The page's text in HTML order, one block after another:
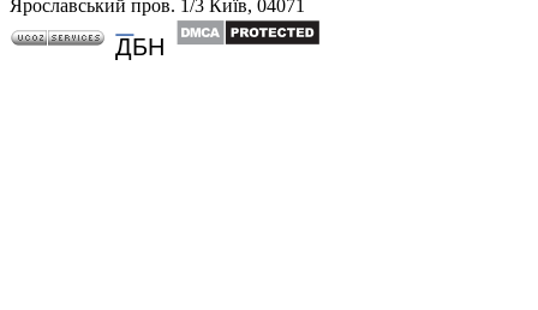
Ярославський пров. 1/3 Київ, 04071